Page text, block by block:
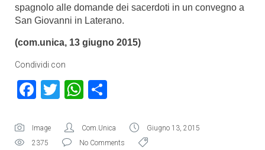
spagnolo alle domande dei sacerdoti in un convegno a
San Giovanni in Laterano.
(com.unica, 13 giugno 2015)
Condividi con
Facebook
TwitterWhatsApp
Image Com.Unica
Giugno 13, 2015
2375
No Comments